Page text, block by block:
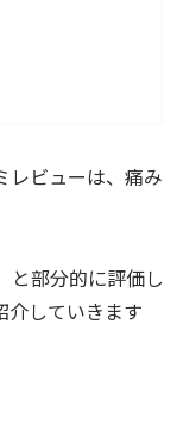
レビューは、痛み
と部分的に評価し
介していきます